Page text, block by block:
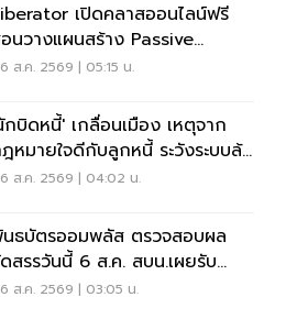
เปิดคลาสออนไลน์ฟรี
นวางแผนสร้าง Passive
ส.ค. 2569 | 05:15 น.
กบิดหนี้' เกลื่อนเมือง เหตุจาก
หมายใจดีกับลูกหนี้ ระวังระบบล้ม
นโดมิโน่
ส.ค. 2569 | 04:02 น.
ธบัตรออมพลัส ตรวจสอบผล
สรรวันนี้ 6 ส.ค. สบน.เผยรับ
สุด 117,000 บาท
ส.ค. 2569 | 03:05 น.